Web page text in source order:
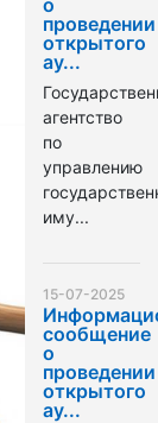
о
проведении
открытого
ау...
агентство
по
управлению
иму...
15-07-2025
сообщение
о
проведении
открытого
ау...